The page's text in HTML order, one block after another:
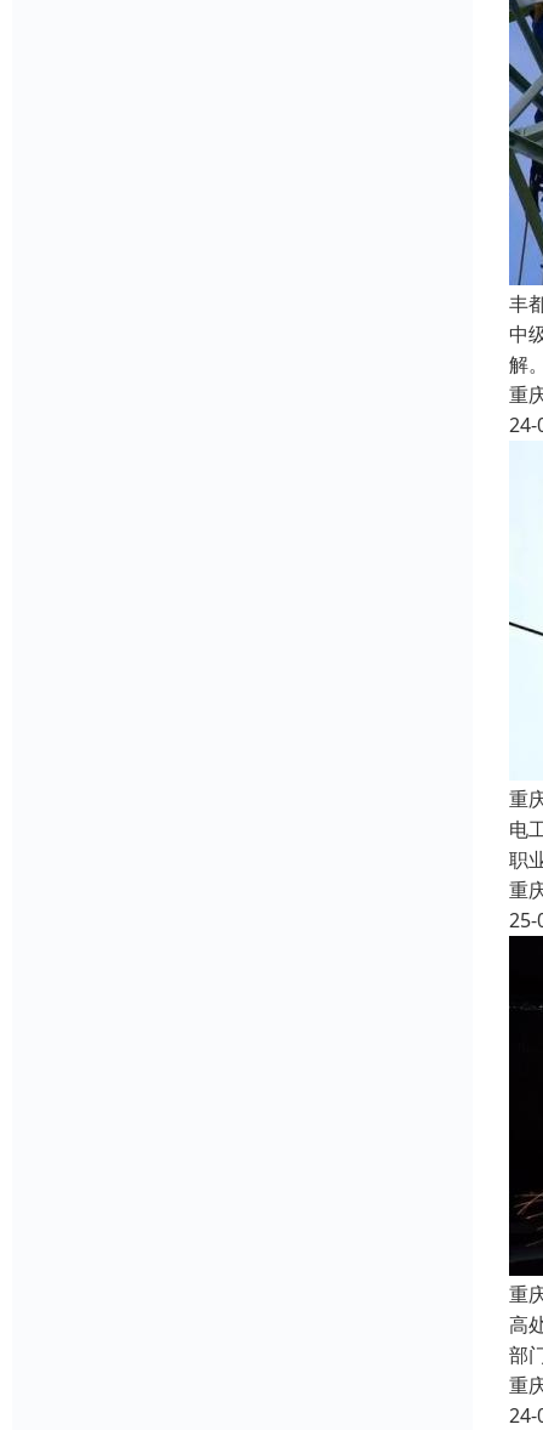
丰
中
解
重
24-
重
电
职
重
25-
重
高
部
重
24-